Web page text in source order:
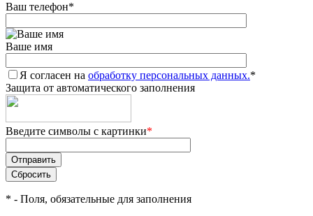
Ваш телефон*
Ваше имя
Я согласен на обработку персональных данных.*
Защита от автоматического заполнения
Введите символы с картинки*
* - Поля, обязательные для заполнения